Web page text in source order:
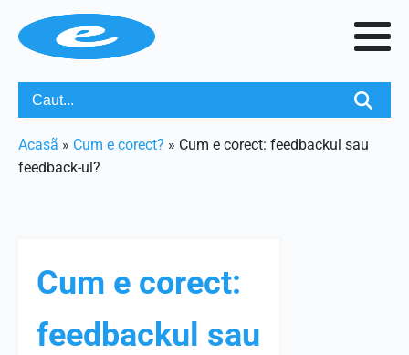
Acasã » Cum e corect? » Cum e corect: feedbackul sau
feedback-ul?
Cum e corect:
feedbackul sau